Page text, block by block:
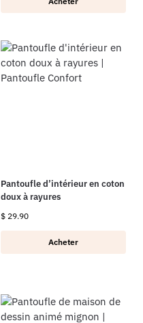
Pantoufle d’intérieur en coton
doux à rayures
$ 29.90
Acheter